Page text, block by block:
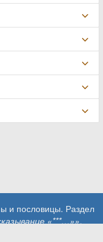
и пословицы. Раздел
«***…»».